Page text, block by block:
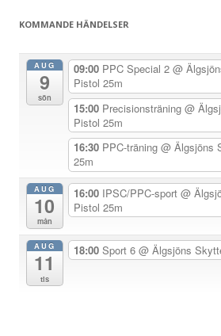
n
n
KOMMANDE HÄNDELSER
AUG
9
sön
09:00 PPC Special 2 @
Pistol 25m
15:00 Precisionsträning @
Pistol 25m
16:30 PPC-träning @ Älgsjöns
25m
AUG
10
mån
16:00 IPSC/PPC-sport @
Pistol 25m
AUG
11
tis
18:00 Sport 6 @ Älgsjöns